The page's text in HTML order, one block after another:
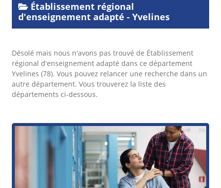
Établissement régional
d'enseignement adapté - Yvelines
Désolé mais nous n'avons pas trouvé de Établissement
régional d'enseignement adapté dans ce département
Yvelines (78). Vous pouvez relancer une recherche dans un
autre département. Vous trouverez la liste des
départements ci-dessous.